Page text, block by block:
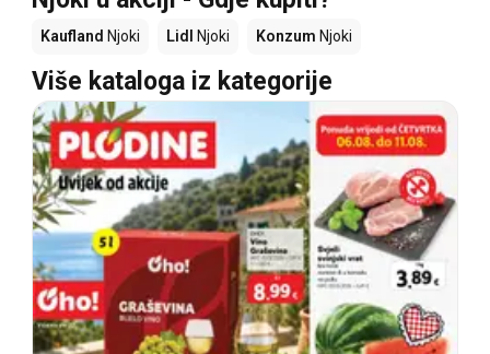
Kaufland Njoki Lidl Njoki Konzum Njoki
Više kataloga iz kategorije